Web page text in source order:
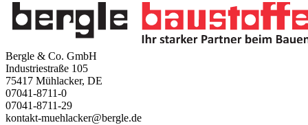
Bergle & Co. GmbH
Industriestraße 105
75417 Mühlacker, DE
07041-8711-0
07041-8711-29
kontakt-muehlacker@bergle.de